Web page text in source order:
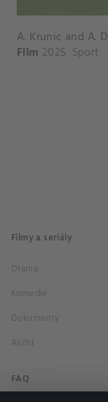
Film 2025 Sport
Filmy a seriály
Drama
Komedie
Dokumenty
Akční
FAQ